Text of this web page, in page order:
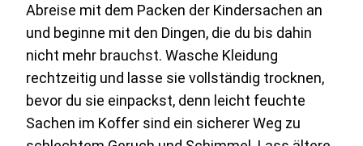
Abreise mit dem Packen der Kindersachen an
und beginne mit den Dingen, die du bis dahin
nicht mehr brauchst. Wasche Kleidung
rechtzeitig und lasse sie vollständig trocknen,
bevor du sie einpackst, denn leicht feuchte
Sachen im Koffer sind ein sicherer Weg zu